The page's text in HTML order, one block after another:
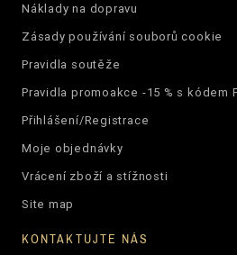
Náklady na dopravu
Zásady používání souborů cookie
Pravidla soutěže
Pravidla promoakce -15 % s kódem
Přihlášení/Registrace
Moje objednávky
Vrácení zboží a stížnosti
Site map
KONTAKTUJTE NÁS